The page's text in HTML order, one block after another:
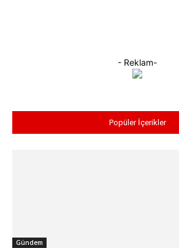
- Reklam-
Popüler İçerikler
Gündem